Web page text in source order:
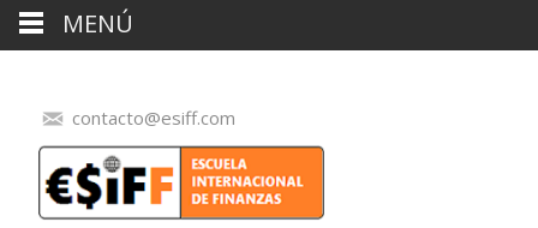
contacto@esiff.com
MENÚ